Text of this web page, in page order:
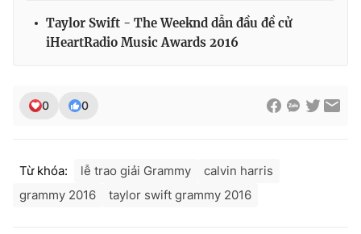
toasoan@vtv.vn
Taylor Swift - The Weeknd dẫn đầu đề cử
iHeartRadio Music Awards 2016
0 0
Từ khóa: lễ trao giải Grammy
calvin harris
grammy 2016
taylor swift grammy 2016